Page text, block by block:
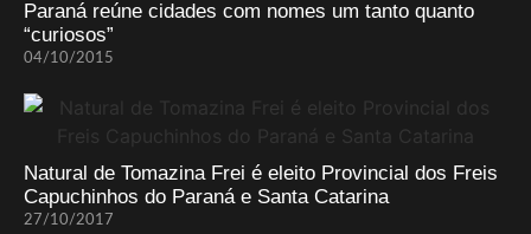
Paraná reúne cidades com nomes um tanto quanto
“curiosos”
04/10/2015
Natural de Tomazina Frei é eleito Provincial dos Freis
Capuchinhos do Paraná e Santa Catarina
27/10/2017